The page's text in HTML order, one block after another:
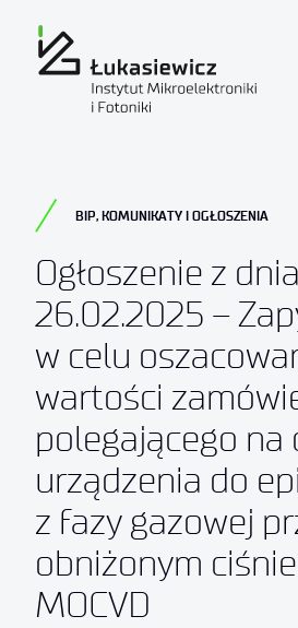
BIP, KOMUNIKATY I OGŁOSZENIA
Ogłoszenie z dnia
26.02.2025 –
w celu
wartości
polegającego na
urządzenia do
z fazy gazowej
obniżonym
MOCVD